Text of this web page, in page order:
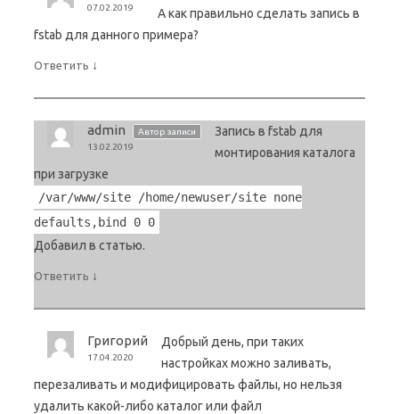
07.02.2019
А как правильно сделать запись в
fstab для данного примера?
Ответить ↓
admin
Автор записи
13.02.2019
Запись в fstab для
монтирования каталога
при загрузке
/var/www/site /home/newuser/site none
defaults,bind 0 0
Добавил в статью.
Ответить ↓
Григорий
17.04.2020
Добрый день, при таких
настройках можно заливать,
перезаливать и модифицировать файлы, но нельзя
удалить какой-либо каталог или файл